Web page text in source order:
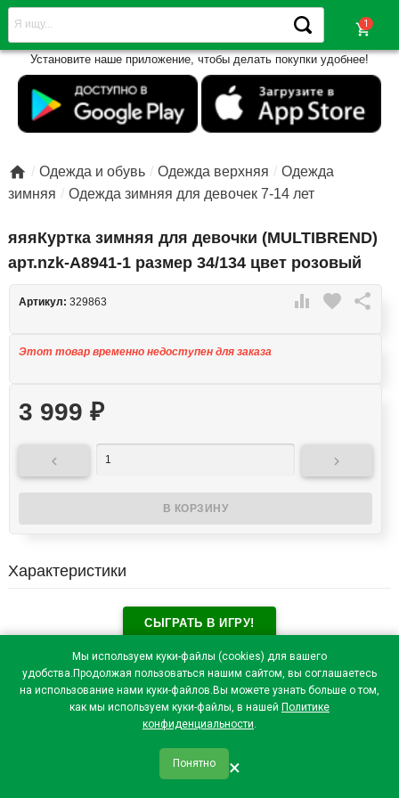
Мы используем куки-файлы (cookies) для вашего
удобства.Продолжая пользоваться нашим сайтом, вы соглашаетесь
на использование нами куки-файлов.Вы можете узнать больше о том,
как мы используем куки-файлы, в нашей Политике
конфиденциальности.
Понятно ×
shopping_cart
Установите наше приложение, чтобы делать покупки удобнее!
 Одежда и обувь Одежда верхняя
Одежда
зимняя
Одежда зимняя для девочек 7-14 лет
яяяКуртка зимняя для девочки (MULTIBREND)
арт.nzk-A8941-1 размер 34/134 цвет розовый
 favorite 
Артикул: 329863
Этот товар временно недоступен для заказа
3 999 ₽
 
Характеристики
СЫГРАТЬ В ИГРУ!
Отзывы посетителей(0)
qr_code